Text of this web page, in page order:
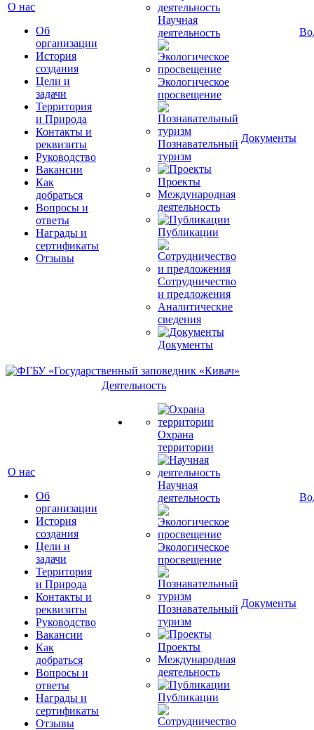
О нас
Об
организации
История
создания
Цели и
задачи
Территория
и Природа
Контакты и
реквизиты
Руководство
Вакансии
Как
добраться
Вопросы и
ответы
Награды и
сертификаты
Отзывы
Научная
деятельность
Экологическое
просвещение
Познавательный
туризм
Проекты
Международная
деятельность
Публикации
Сотрудничество
и предложения
Аналитические
сведения
Документы
Документы
О нас
Об
организации
История
создания
Цели и
задачи
Территория
и Природа
Контакты и
реквизиты
Руководство
Вакансии
Как
добраться
Вопросы и
ответы
Награды и
сертификаты
Отзывы
Деятельность
Охрана
территории
Научная
деятельность
Экологическое
просвещение
Познавательный
туризм
Проекты
Международная
деятельность
Публикации
Документы